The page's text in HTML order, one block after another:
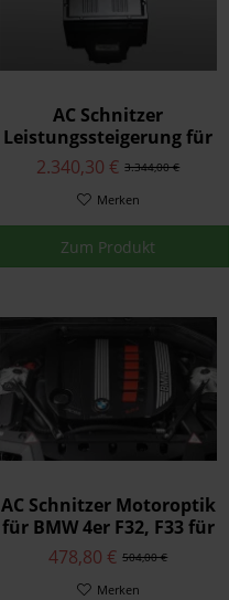
AC Schnitzer
Leistungssteigerung für
BMW 4er F32/F33 für
420i / 420i xDrive
3.344,00 €
2.340,30 €
Merken
Zum Produkt
AC Schnitzer Motoroptik
für BMW 4er F32, F33 für
4-Zylinder
504,00 €
478,80 €
Merken